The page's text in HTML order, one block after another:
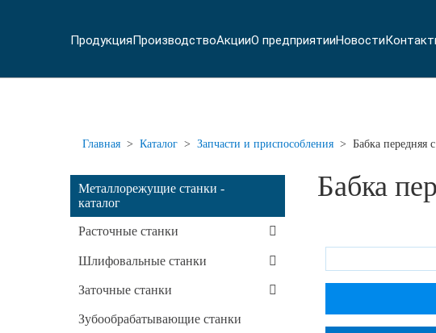
ПродукцияПроизводствоАкцииО предприятииНовости
Главная > Каталог > Запчасти и приспособления > Бабка
Бабка
Металлорежущие станки -
каталог
Расточные станки
Шлифовальные станки
Заточные станки
Зубообрабатывающие станки